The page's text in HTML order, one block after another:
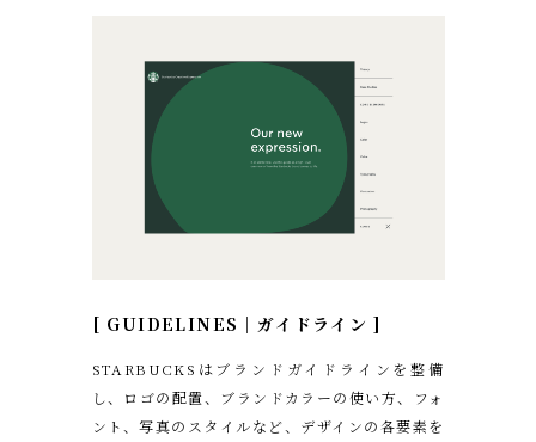
[ GUIDELINES｜ガイドライン ]
STARBUCKSはブランドガイドラインを整備
し、ロゴの配置、ブランドカラーの使い方、フォ
ント、写真のスタイルなど、デザインの各要素を